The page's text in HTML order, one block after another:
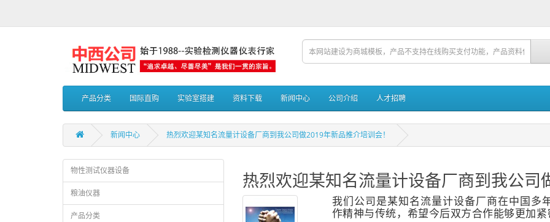
产品分类 国际直购 实验室搭建 资料下载 新闻中心 公司介绍 人才招聘
新闻中心 热烈欢迎某知名流量计设备厂商到我公司做2019年新品推介培训会！
物性测试仪器设备
粮油仪器
产品分类
热烈欢迎某知名流量计设备厂商到我公司
我们公司是某知名流量计设备厂商在中国多
作精神与传统，希望今后双方合作能够更加